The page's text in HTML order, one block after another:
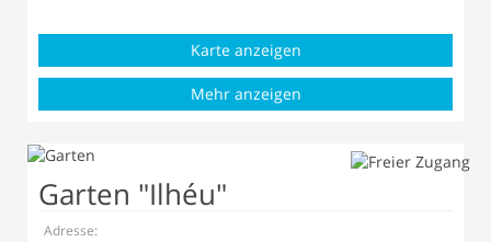
Karte anzeigen
Mehr anzeigen
Garten "Ilhéu"
Adresse: